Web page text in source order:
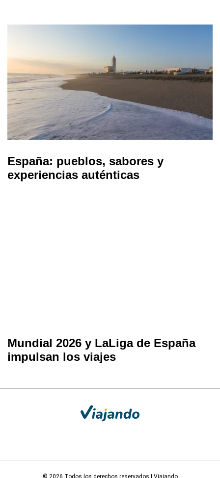
España: pueblos, sabores y
experiencias auténticas
Mundial 2026 y LaLiga de España
impulsan los viajes
© 2026 Todos los derechos reservados | Viajando